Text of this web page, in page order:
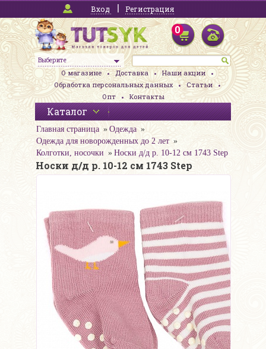
Вход Регистрация
Выберите
0
О магазине Доставка
Наши акции
Обработка персональных данных
Статьи
Опт
Контакты
Каталог
Главная страница
Одежда
Одежда для новорожденных до 2 лет
Колготки, носочки
Носки д/д р. 10-12 см 1743 Step
Носки д/д р. 10-12 см 1743 Step